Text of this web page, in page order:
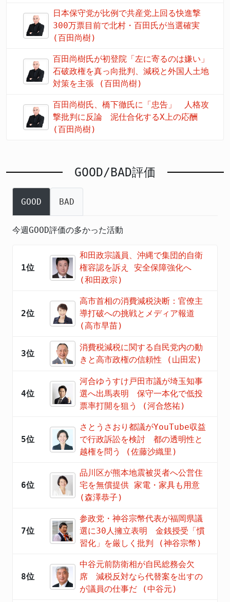
日本保守党が比例で共産党上回る快進撃
300万票目前で北村・百田氏が当選確実
(百田尚樹)
百田尚樹氏が初登院「左に寄るのは嫌い」
石破政権を真っ向批判、減税と外国人土地
対策を主張 (百田尚樹)
百田尚樹氏、橋下徹氏に「忠告」 人格攻
撃批判に反論 泥仕合化するX上の応酬
(百田尚樹)
GOOD/BAD評価
GOOD BAD
今週GOOD評価の多かった活動
1位
和田政宗議員、沖縄で集団的自衛
権容認を訴え 安全保障強化へ
(和田政宗)
2位
高市首相の消費減税決断：官僚主
導打破への挑戦とメディア報道
(高市早苗)
3位
消費税減税に関する自民党内の動
きと高市政権の信頼性 (山田宏)
4位
河合ゆうすけ戸田市議が埼玉知事
選へ出馬表明 保守一本化で低投
票率打開を狙う (河合悠祐)
5位
さとうさおり都議がYouTube収益
で行政訴訟を検討 都の透明性と
越権を問う (佐藤沙織里)
6位
品川区が熊本地震被災者へ公営住
宅を無償提供 家電・家具も用意
(森澤恭子)
7位
参政党・神谷宗幣代表が福岡県議
選に30人擁立表明 金銭授受「慣
習化」を厳しく批判 (神谷宗幣)
8位
中谷元前防衛相が自民総務会欠
席 減税反対なら代替案を出すの
が議員の仕事だ (中谷元)